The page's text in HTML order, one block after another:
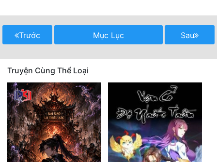
Gia Đấu
Góc Nhìn Nam
Huyền Huyễn
Huyền Nghi
Huyền Ảo
Hài Hước
Hệ Thống
Trước Mục Lục Sau
Truyện Cùng Thể Loại